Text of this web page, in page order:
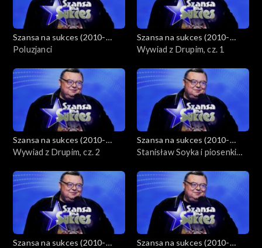
Szansa na sukces (2010-
2012)
Poluzjanci
Szansa na sukces (2010-
2012)
Wywiad z Drupim, cz. 1
Szansa na sukces (2010-
2012)
Wywiad z Drupim, cz. 2
Szansa na sukces (2010-
2012)
Stanisław Soyka i piosenki
Szansa na sukces (2010-
Szansa na sukces (2010-